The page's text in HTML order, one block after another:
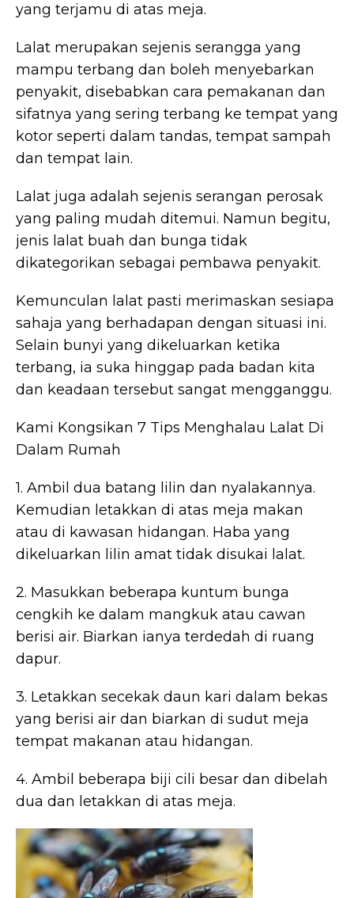
yang terjamu di atas meja.
Lalat merupakan sejenis serangga yang
mampu terbang dan boleh menyebarkan
penyakit, disebabkan cara pemakanan dan
sifatnya yang sering terbang ke tempat yang
kotor seperti dalam tandas, tempat sampah
dan tempat lain.
Lalat juga adalah sejenis serangan perosak
yang paling mudah ditemui. Namun begitu,
jenis lalat buah dan bunga tidak
dikategorikan sebagai pembawa penyakit.
Kemunculan lalat pasti merimaskan sesiapa
sahaja yang berhadapan dengan situasi ini.
Selain bunyi yang dikeluarkan ketika
terbang, ia suka hinggap pada badan kita
dan keadaan tersebut sangat mengganggu.
Kami Kongsikan 7 Tips Menghalau Lalat Di
Dalam Rumah
1. Ambil dua batang lilin dan nyalakannya.
Kemudian letakkan di atas meja makan
atau di kawasan hidangan. Haba yang
dikeluarkan lilin amat tidak disukai lalat.
2. Masukkan beberapa kuntum bunga
cengkih ke dalam mangkuk atau cawan
berisi air. Biarkan ianya terdedah di ruang
dapur.
3. Letakkan secekak daun kari dalam bekas
yang berisi air dan biarkan di sudut meja
tempat makanan atau hidangan.
4. Ambil beberapa biji cili besar dan dibelah
dua dan letakkan di atas meja.